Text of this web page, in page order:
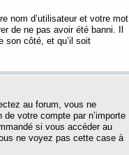
nom d’utilisateur et votre mot
de ne pas avoir été banni. Il
son côté, et qu’il soit
au forum, vous ne
votre compte par n’importe
si vous accéder au
ne voyez pas cette case à